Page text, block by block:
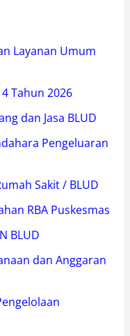
Layanan Umum
Tahun 2026
dan Jasa BLUD
Pengeluaran
Sakit / BLUD
RBA Puskesmas
BLUD
dan Anggaran